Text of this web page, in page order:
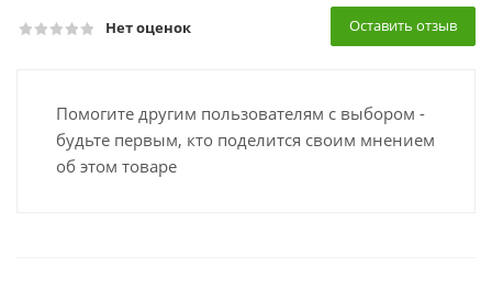
Нет оценок Оставить отзыв
Помогите другим пользователям с выбором -
будьте первым, кто поделится своим мнением
об этом товаре